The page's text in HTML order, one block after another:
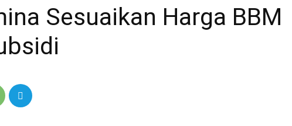
Sesuaikan Harga BBM